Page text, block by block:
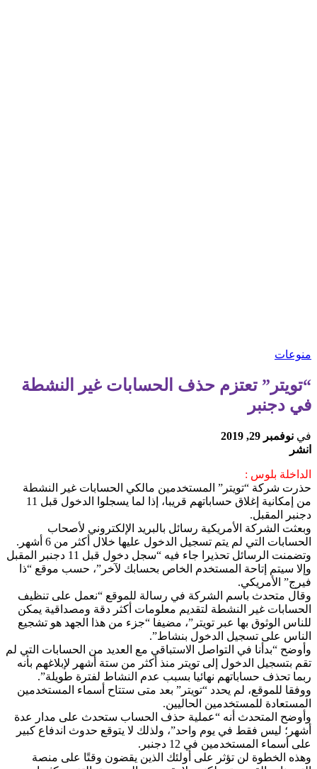
منوعات
“تويتر” تعتزم حذف الحسابات غير النشطة
في دجنبر
في نوفمبر 29, 2019
انشر
الداخلة بلوس :
حذرت شركة “تويتر” المستخدمين مالكي الحسابات غير النشطة
من إمكانية إغلاق حساباتهم قريبا، إذا لما يسجلوا الدخول قبل 11
دجنبر المقبل.
وبعثت الشركة الأمريكية رسائل بالبريد الإلكتروني لأصحاب
الحسابات التي لم يتم تسجيل الدخول عليها خلال أكثر من 6 أشهر.
وتضمنت الرسائل تحذيرا جاء فيه “سجل دخول قبل 11 دجنبر المقبل
وإلا سيتم إتاحة المستخدم الخاص بحسابك لآخر”، حسب موقع “ذا
فيرج” الأمريكي.
وقال متحدث باسم الشركة في رسالة للموقع “نعمل على تنظيف
الحسابات غير النشطة لتقديم معلومات أكثر دقة ومصداقية يمكن
للناس الوثوق بها عبر تويتر”، مضيفا “جزء من هذا الجهد هو تشجيع
الناس على تسجيل الدخول بنشاط”.
وأوضح “بدأنا في التواصل الاستباقي مع العديد من الحسابات التي لم
تقم بتسجيل الدخول إلى تويتر منذ أكثر من ستة أشهر لإبلاغهم بأنه
ربما تحذف حساباتهم نهائيا بسبب عدم النشاط لفترة طويلة”.
ووفقا للموقع، لم يحدد “تويتر” بعد متى ستتاح أسماء المستخدمين
المستعادة للمستخدمين الحاليين.
وأوضح المتحدث أنه “عملية حذف الحساب ستحدث على مدار عدة
أشهر؛ ليس فقط في يوم واحد”، ولذلك لا يتوقع حدوث اندفاع كبير
على أسماء المستخدمين في 12 دجنبر.
وهذه الخطوة لن تؤثر على أولئك الذين يقضون وقتًا على منصة